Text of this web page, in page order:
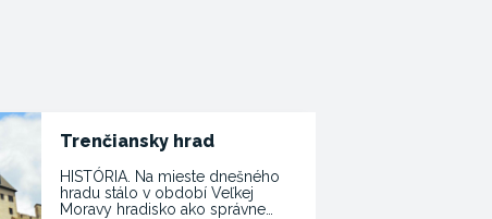
Trenčiansky hrad
HISTÓRIA. Na mieste dnešného
hradu stálo v období Veľkej
Moravy hradisko ako správne…